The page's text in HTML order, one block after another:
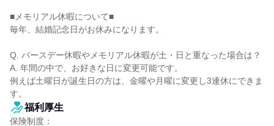
■メモリアル休暇について■
毎年、結婚記念日がお休みになります。
Q. バースデー休暇やメモリアル休暇が土・日と重なった場合は？
A. 年間の中で、お好きな日に変更可能です。
例えば土曜日が誕生日の方は、金曜や月曜に変更し3連休にできま
す。
福利厚生
保険制度：